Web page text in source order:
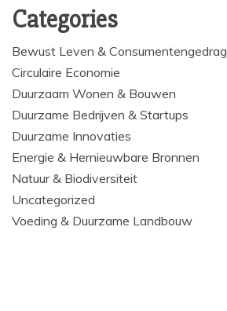
Categories
Bewust Leven & Consumentengedrag
Circulaire Economie
Duurzaam Wonen & Bouwen
Duurzame Bedrijven & Startups
Duurzame Innovaties
Energie & Hernieuwbare Bronnen
Natuur & Biodiversiteit
Uncategorized
Voeding & Duurzame Landbouw